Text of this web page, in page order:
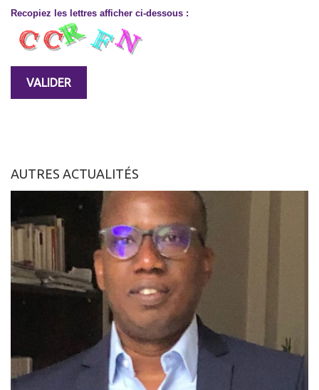
Recopiez les lettres afficher ci-dessous :
AUTRES ACTUALITÉS